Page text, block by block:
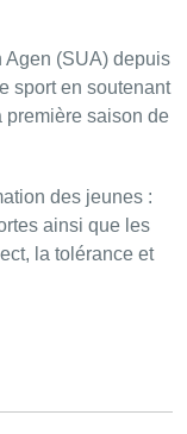
Agen (SUA) depuis
sport en soutenant
première saison de
des jeunes :
ainsi que les
la tolérance et